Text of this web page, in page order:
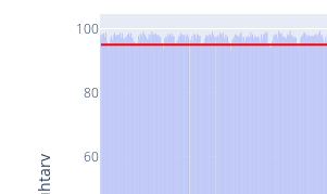
60
80
100
Suhtarv